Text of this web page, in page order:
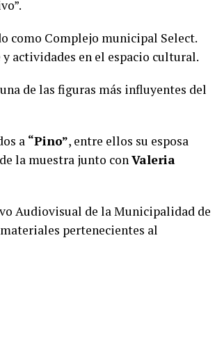
como Complejo municipal Select.
actividades en el espacio cultural.
de las figuras más influyentes del
a “Pino”, entre ellos su esposa
la muestra junto conValeria
Audiovisual de la Municipalidad de
pertenecientes al